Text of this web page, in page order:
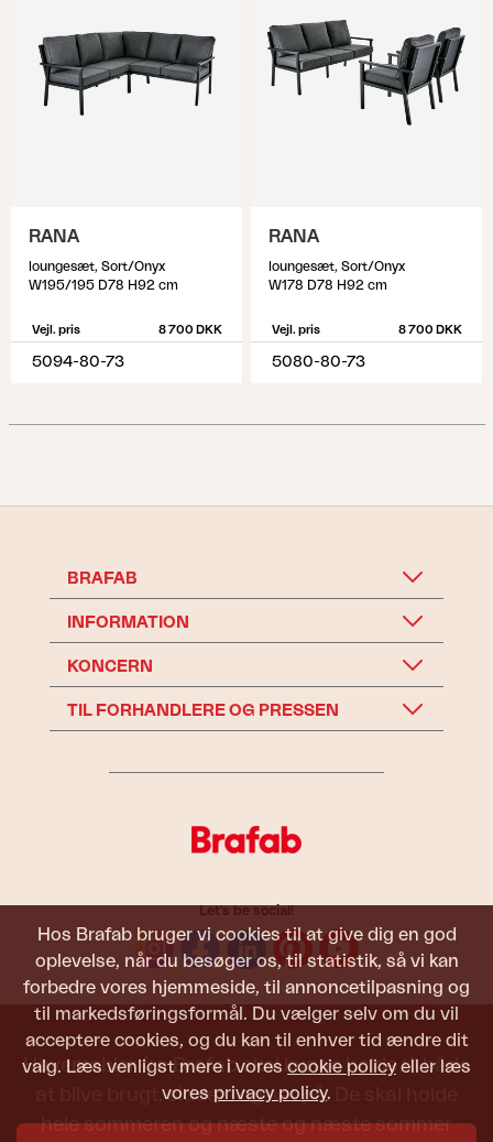
Hos Brafab bruger vi cookies til at give dig en god
oplevelse, når du besøger os, til statistik, så vi kan
forbedre vores hjemmeside, til annoncetilpasning og
til markedsføringsformål. Du vælger selv om du vil
acceptere cookies, og du kan til enhver tid ændre dit
valg. Læs venligst mere i vores cookie policy eller læs
vores privacy policy.
RANA
loungesæt, Sort/Onyx
W195/195 D78 H92 cm
Vejl. pris 8 700 DKK
5094-80-73
RANA
loungesæt, Sort/Onyx
W178 D78 H92 cm
Vejl. pris 8 700 DKK
5080-80-73
BRAFAB
INFORMATION
KONCERN
TIL FORHANDLERE OG PRESSEN
Let's be social!
Havemøbler fra Brafab skal kunne holde til både
at blive brugt, siddet i og set på. De skal holde
hele sommeren og næste og næste sommer